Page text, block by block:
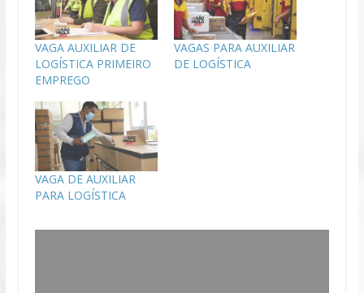
VAGA AUXILIAR DE
LOGÍSTICA PRIMEIRO
EMPREGO
VAGAS PARA AUXILIAR
DE LOGÍSTICA
VAGA DE AUXILIAR
PARA LOGÍSTICA